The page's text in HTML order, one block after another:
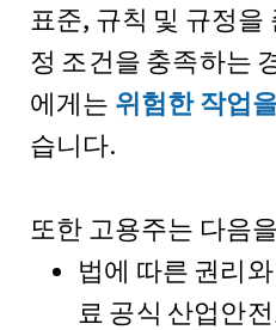
표준, 규칙 및 규정
정 조건을 충족하는
에게는 위험한 작업
습니다.
또한 고용주는 다음
법에 따른 권리
료 공식 산업안